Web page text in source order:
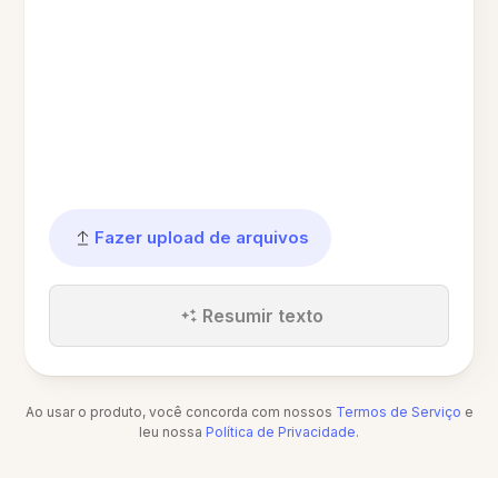
Fazer upload de arquivos
Resumir texto
Ao usar o produto, você concorda com nossos Termos de Serviço e
leu nossa Política de Privacidade.